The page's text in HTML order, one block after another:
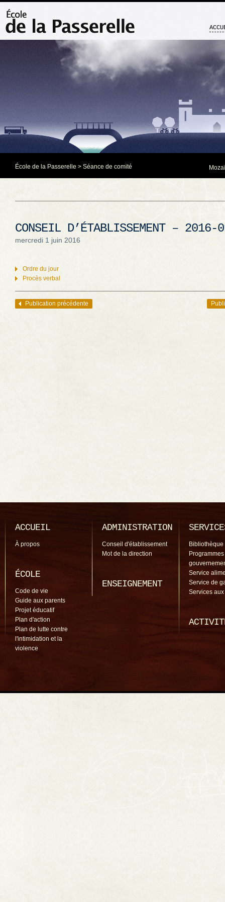
École de la Passerelle > Séance de comité
CONSEIL D’ÉTABLISSEMENT – 2016-
mercredi 1 juin 2016
Ordre du jour
Procès verbal
Navigation des articles
Publication précédente
ACCUEIL
À propos
ÉCOLE
Code de vie
Guide aux parents
Projet éducatif
Plan d'action
Plan de lutte contre
l'intimidation et la
violence
ADMINISTRATION
Conseil d'établissement
Mot de la direction
ENSEIGNEMENT
Bibliothèque
Programmes
Service
Service de
Services